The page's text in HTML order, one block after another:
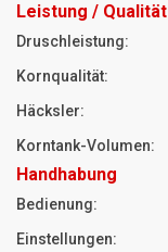
Leistung / Qualität
Druschleistung:
Kornqualität:
Häcksler:
Korntank-Volumen:
Handhabung
Bedienung:
Einstellungen: